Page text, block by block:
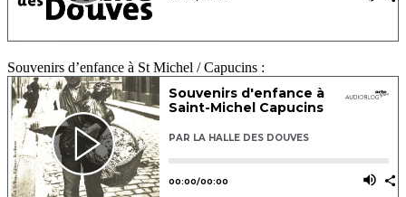
Souvenirs d’enfance à St Michel / Capucins :